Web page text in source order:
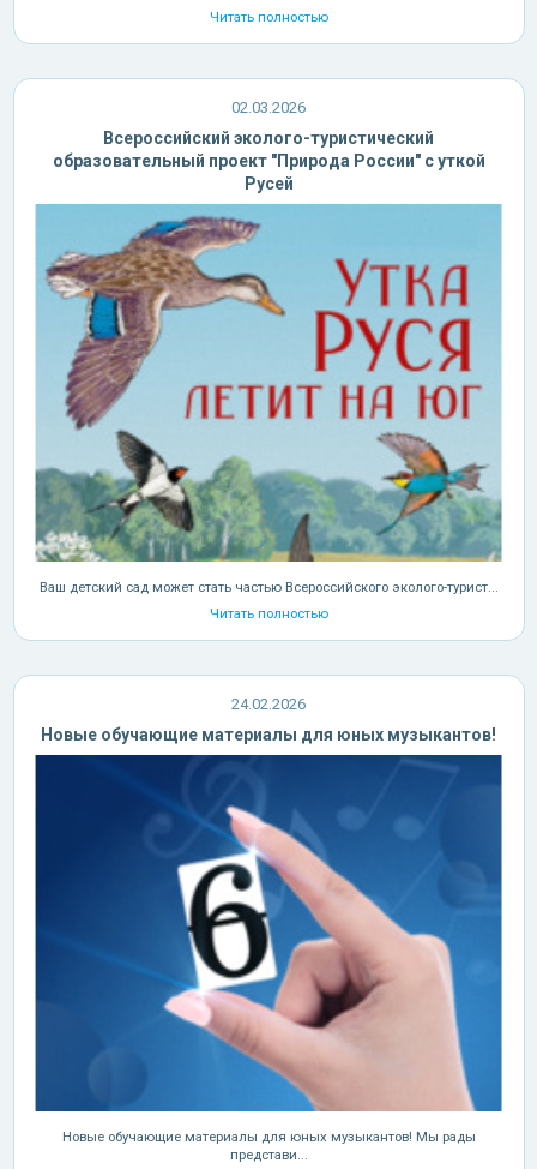
Читать полностью
02.03.2026
Всероссийский эколого-туристический
образовательный проект "Природа России" с уткой
Русей
Ваш детский сад может стать частью Всероссийского эколого-турист...
Читать полностью
24.02.2026
Новые обучающие материалы для юных музыкантов!
Новые обучающие материалы для юных музыкантов! Мы рады
представи...